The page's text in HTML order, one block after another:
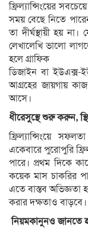
ফ্রিল্যান্সিংয়ের
সময় বেছে নিতে
তা দীর্ঘস্থায়ী হয়
লেখালেখি ভালো
হলে গ্রাফিক
ডিজাইন বা ইউএক্স-
আগ্রহের জায়গায়
আসে।
ধীরেসুস্থে শুরু করুন,
ফ্রিল্যান্সিংয়ে
একেবারে পুরোপুরি
পারে। প্রথম দিকে
কয়েক মাস চাকরির
এতে বাস্তব অভিজ্ঞতা
করার দক্ষতাও বাড়বে।
নিয়মকানুনও জানতে